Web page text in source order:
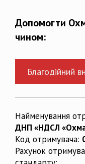
Допомогти
чином:
Благодійний
Найменування
ДНП «НДСЛ
Код отримувача:
Рахунок